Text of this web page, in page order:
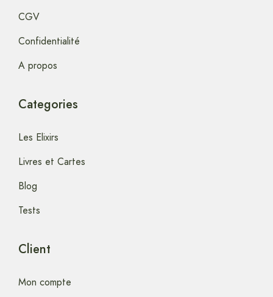
CGV
Confidentialité
A propos
Categories
Les Elixirs
Livres et Cartes
Blog
Tests
Client
Mon compte